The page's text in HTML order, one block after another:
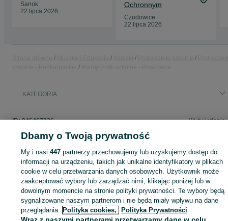
Sanok
22 lipca 2026
Ochronnym
Czudowice
22 lipca 2026
KATEGORIA
ID:946467336 Wyświetlenia:
Zaloguj się lub załóż konto na OLX, aby skontaktować się z
sprzedającym
Zaloguj się / Załóż konto
Dbamy o Twoją prywatność
My i nasi447 partnerzy przechowujemy lub uzyskujemy dostęp do
informacji na urządzeniu, takich jak unikalne identyfikatory w plikach
cookie w celu przetwarzania danych osobowych. Użytkownik może
zaakceptować wybory lub zarządzać nimi, klikając poniżej lub w
dowolnym momencie na stronie polityki prywatności. Te wybory będą
sygnalizowane naszym partnerom i nie będą miały wpływu na dane
przeglądania. Polityka cookies, Polityka Prywatności